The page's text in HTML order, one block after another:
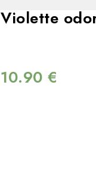
Violette
10.90 €